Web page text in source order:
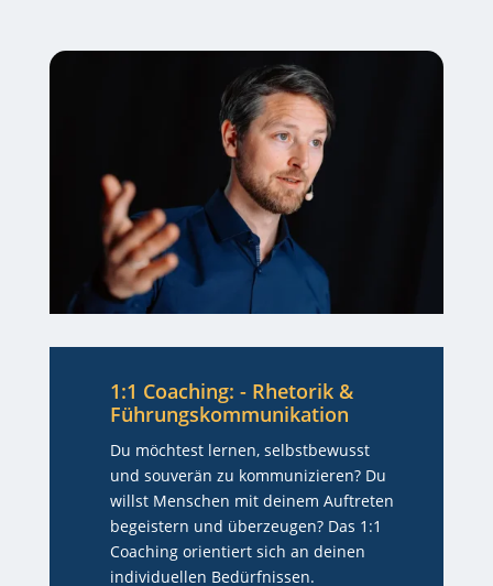
1:1 Coaching: - Rhetorik &
Führungskommunikation
Du möchtest lernen, selbstbewusst
und souverän zu kommunizieren? Du
willst Menschen mit deinem Auftreten
begeistern und überzeugen? Das 1:1
Coaching orientiert sich an deinen
individuellen Bedürfnissen.